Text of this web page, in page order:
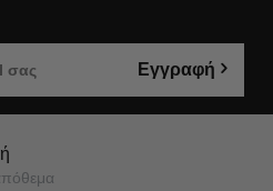
Εγγραφή